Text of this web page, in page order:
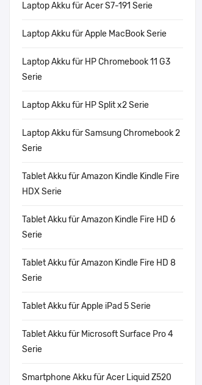
Laptop Akku für Acer S7-191 Serie
Laptop Akku für Apple MacBook Serie
Laptop Akku für HP Chromebook 11 G3
Serie
Laptop Akku für HP Split x2 Serie
Laptop Akku für Samsung Chromebook 2
Serie
Tablet Akku für Amazon Kindle Kindle Fire
HDX Serie
Tablet Akku für Amazon Kindle Fire HD 6
Serie
Tablet Akku für Amazon Kindle Fire HD 8
Serie
Tablet Akku für Apple iPad 5 Serie
Tablet Akku für Microsoft Surface Pro 4
Serie
Smartphone Akku für Acer Liquid Z520